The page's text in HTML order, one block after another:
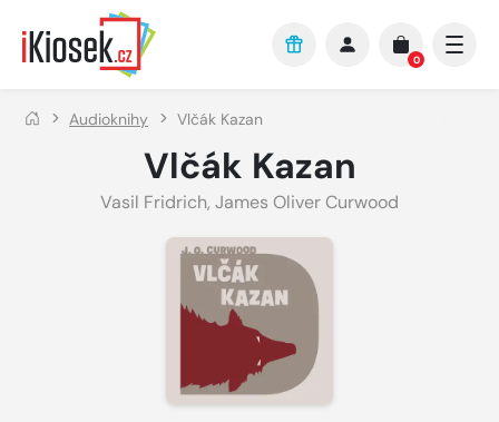
Přejít na hlavní obsah
0
Audioknihy Vlčák Kazan
Vlčák Kazan
Vasil Fridrich, James Oliver Curwood